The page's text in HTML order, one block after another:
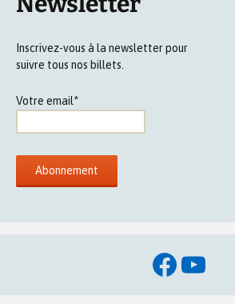
Inscrivez-vous à la newsletter pour
suivre tous nos billets.
Votre email*